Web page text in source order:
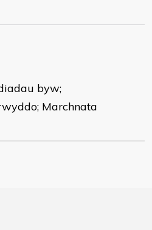
byw;
Marchnata